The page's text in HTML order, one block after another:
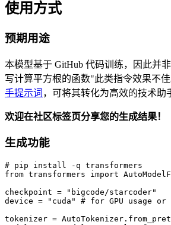
使用方式
预期用途
本模型基于 GitHub 代码训练，因此并
写计算平方根的函数"此类指令效果不
手提示词 ，可将其转化为高效的技术助
欢迎在社区标签页分享您的生成结果！
生成功能
# pip install -q transformers
from transformers import
checkpoint = "bigcode/starcoder"
device = "cuda" # for GPU usage or
tokenizer =